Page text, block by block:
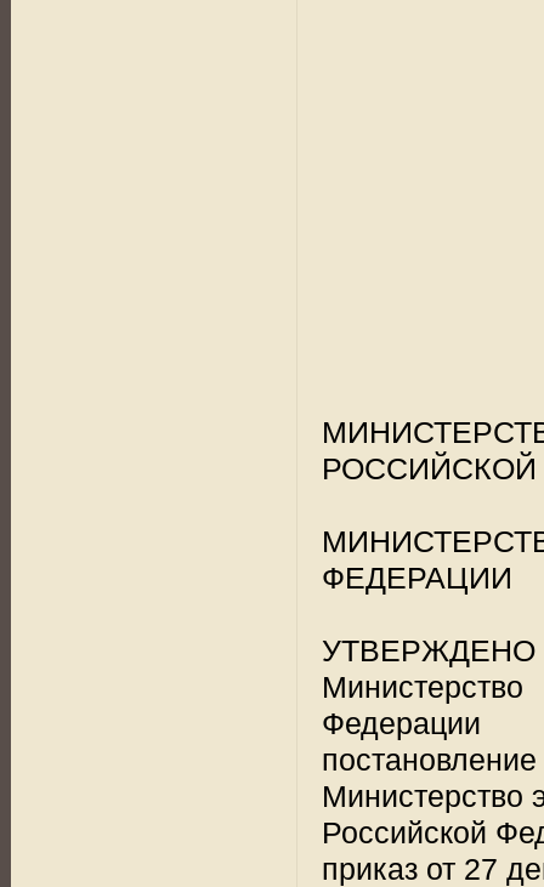
ФЕДЕРАЦИИ
УТВЕРЖДЕНО
Федерации
Министерство
Российской
приказ от 27